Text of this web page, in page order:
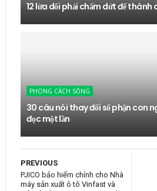
12 lừa dối phải chấm dứt để thành
PHONG CÁCH SỐNG
30 câu nói thay đổi số phận con
đọc một lần
PREVIOUS
PJICO bảo hiểm chính cho Nhà
máy sản xuất ô tô Vinfast và